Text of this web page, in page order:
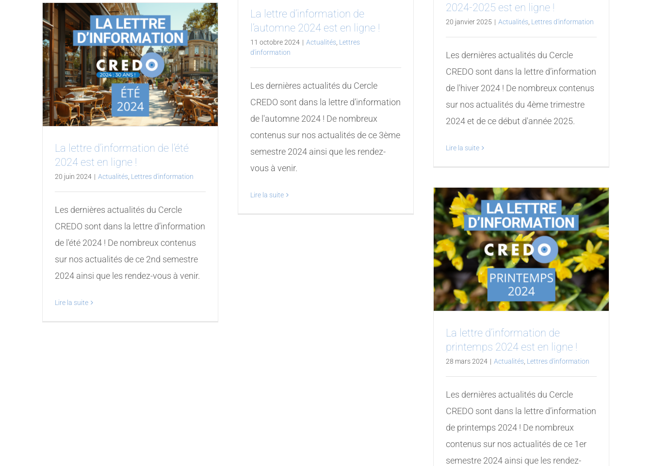
2024-2025 est en ligne !
20 janvier 2025 | Actualités Lettres d'information
Les dernières actualités du Cercle
CREDO sont dans la lettre d’information
de l'hiver 2024 ! De nombreux contenus
sur nos actualités du 4ème trimestre
2024 et de ce début d'année 2025.
Lire la suite
La lettre d’information de
l’automne 2024 est en ligne !
11 octobre 2024 | Actualités Lettres
d'information
Les dernières actualités du Cercle
CREDO sont dans la lettre d’information
de l'automne 2024 ! De nombreux
contenus sur nos actualités de ce 3ème
semestre 2024 ainsi que les rendez-
vous à venir.
Lire la suite
La lettre d’information de l’été
2024 est en ligne !
20 juin 2024 | Actualités Lettres d'information
Les dernières actualités du Cercle
CREDO sont dans la lettre d’information
de l'été 2024 ! De nombreux contenus
sur nos actualités de ce 2nd semestre
2024 ainsi que les rendez-vous à venir.
Lire la suite
La lettre d’information de
printemps 2024 est en ligne !
28 mars 2024 | Actualités Lettres d'information
Les dernières actualités du Cercle
CREDO sont dans la lettre d’information
de printemps 2024 ! De nombreux
contenus sur nos actualités de ce 1er
semestre 2024 ainsi que les rendez-